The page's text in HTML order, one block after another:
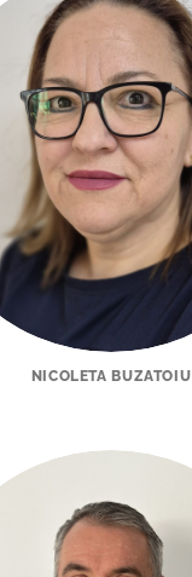
NICOLETA BUZATOIU